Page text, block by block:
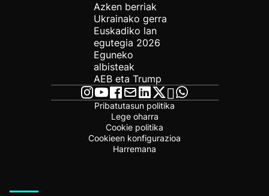
Azken berriak
Ukrainako gerra
Euskadiko lan
egutegia 2026
Eguneko
albisteak
AEB eta Trump
Pribatutasun politika
Lege oharra
Cookie politika
Cookieen konfigurazioa
Harremana